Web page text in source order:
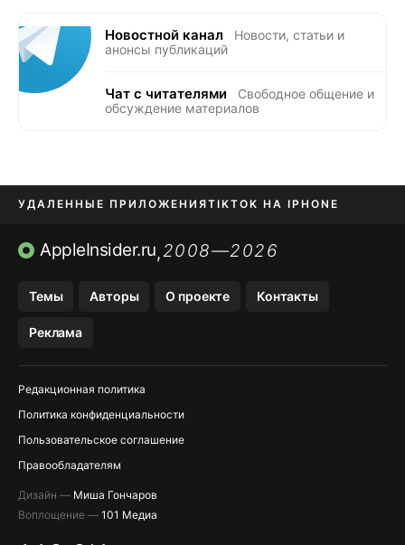
Новостной канал
Новости, статьи и
анонсы публикаций
Чат с читателями
Свободное общение и
обсуждение материалов
УДАЛЕННЫЕ ПРИЛОЖЕНИЯTIKTOK НА IPHONE
ПРИЛОЖЕНИЯ БЕЗ APP STORE
AppleInsider.ru,2008—2026
Темы Авторы О проекте Контакты
Реклама
Редакционная политика
Политика конфиденциальности
Пользовательское соглашение
Правообладателям
Дизайн — Миша Гончаров
Воплощение — 101 Медиа